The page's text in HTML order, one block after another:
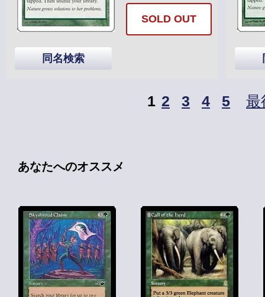
SOLD OUT
同名検索
1 2 3 4 5
あなたへのオススメ